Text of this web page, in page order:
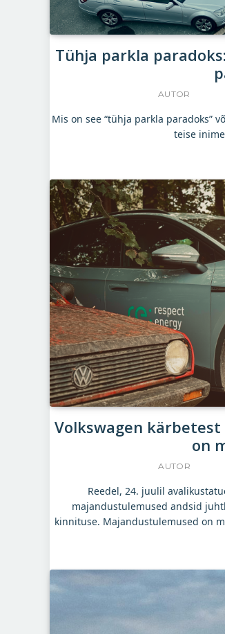
Tühja parkla
AUTOR
Mis on see “tühja parkla paradoks”
teise
Volkswagen
on
AUTOR
Reedel, 24. juulil
majandustulemused andsid
kinnituse. Majandustulemused on